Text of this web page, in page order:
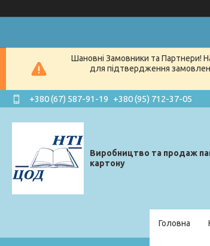
Шановні Замовники та Партнери!
для підтвердження
+380 (67) 587-91-19 +380 (95) 712-37-05
Виробництво та продаж
картону
Головна